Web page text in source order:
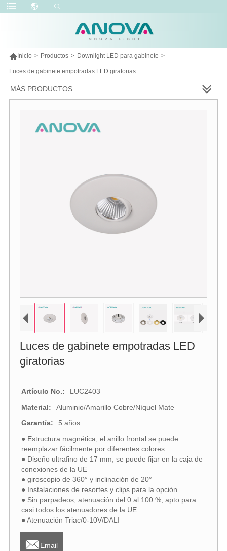
Inicio > Productos > Downlight LED para gabinete >
Luces de gabinete empotradas LED giratorias
MÁS PRODUCTOS
Luces de gabinete empotradas LED
giratorias
Artículo No.:
LUC2403
Material:
Aluminio/Amarillo Cobre/Níquel Mate
Garantía:
5 años
● Estructura magnética, el anillo frontal se puede
reemplazar fácilmente por diferentes colores
● Diseño ultrafino de 17 mm, se puede fijar en la caja de
conexiones de la UE
● giroscopio de 360° y inclinación de 20°
● Instalaciones de resortes y clips para la opción
● Sin parpadeos, atenuación del 0 al 100 %, apto para
casi todos los atenuadores de la UE
● Atenuación Triac/0-10V/DALI
Email